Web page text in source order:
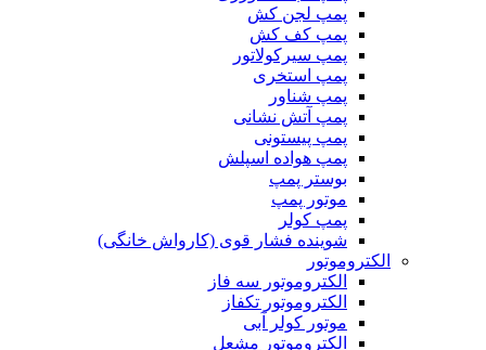
پمپ لجن کش
پمپ کف کش
پمپ سیرکولاتور
پمپ استخری
پمپ شناور
پمپ آتش نشانی
پمپ پیستونی
پمپ هواده اسپلش
بوستر پمپ
موتور پمپ
پمپ کولر
شوینده فشار قوی (کارواش خانگی)
الکتروموتور
الکتروموتور سه فاز
الکتروموتور تکفاز
موتور کولر آبی
الکتروموتور مشعل